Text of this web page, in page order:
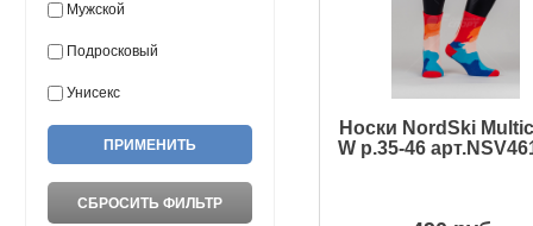
Мужской
Подросковый
Унисекс
Носки NordSki
W р.35-46